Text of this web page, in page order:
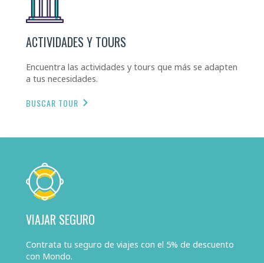
ACTIVIDADES Y TOURS
Encuentra las actividades y tours que más se adapten
a tus necesidades.
BUSCAR TOUR
VIAJAR SEGURO
Contrata tu seguro de viajes con el 5% de descuento
con Mondo.